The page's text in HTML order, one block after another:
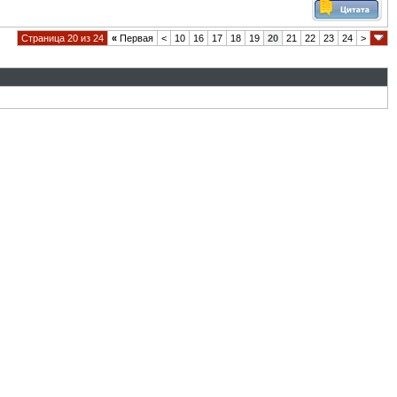
Страница 20 из 24 « Первая < 10 16 17 18 19 20 21 22 23 24 >